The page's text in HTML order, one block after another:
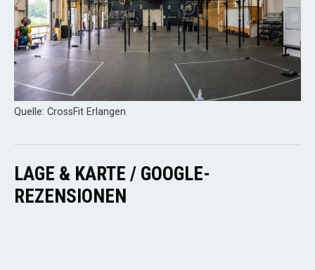
Quelle: CrossFit Erlangen
LAGE & KARTE / GOOGLE-
REZENSIONEN